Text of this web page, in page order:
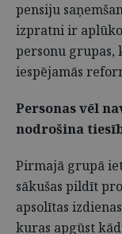
pensiju
izpratni ir
personu
iespējamās
Personas vēl
nodrošina
Pirmajā grupā
sākušas pildīt
apsolītas
kuras apgūst